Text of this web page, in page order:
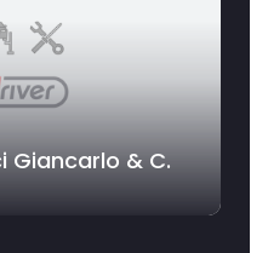
Giancarlo & C.